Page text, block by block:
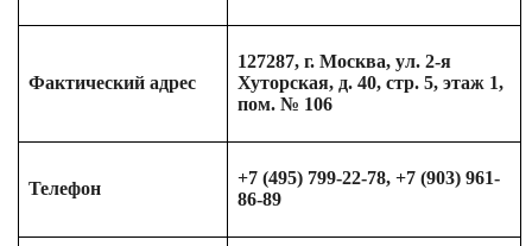
Фактический адрес
127287, г. Москва, ул. 2-я
Хуторская, д. 40, стр. 5, этаж 1,
пом. № 106
Телефон
+7 (495) 799-22-78, +7 (903) 961-
86-89